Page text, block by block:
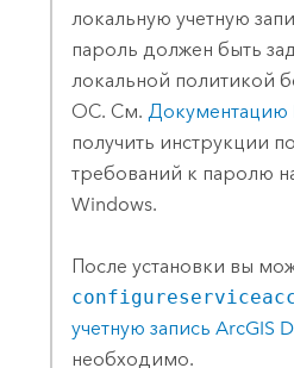
локальную учетную
пароль должен быть
локальной политикой
ОС. См. Документацию
получить инструкции
требований к паролю
Windows.
После установки вы
учетную запись ArcGIS
необходимо.